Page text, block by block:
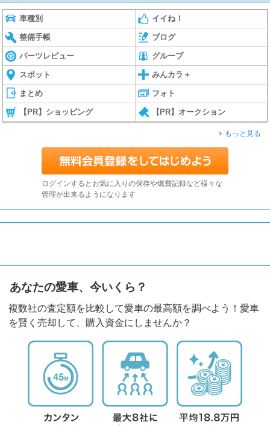
車種別 イイね！
整備手帳 ブログ
パーツレビュー グループ
スポット みんカラ＋
まとめ フォト
【PR】ショッピング 【PR】オークション
もっと見る
ログインするとお気に入りの保存や燃費記録など様々な
管理が出来るようになります
あなたの愛車、今いくら？
複数社の査定額を比較して愛車の最高額を調べよう！愛車
を賢く売却して、購入資金にしませんか？